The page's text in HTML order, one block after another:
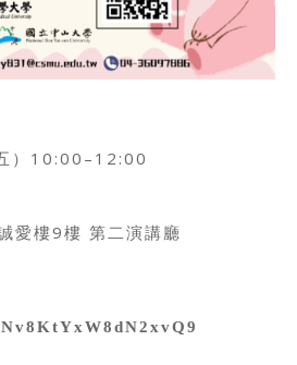
）10:00–12:00
愛樓9樓 第二演講廳